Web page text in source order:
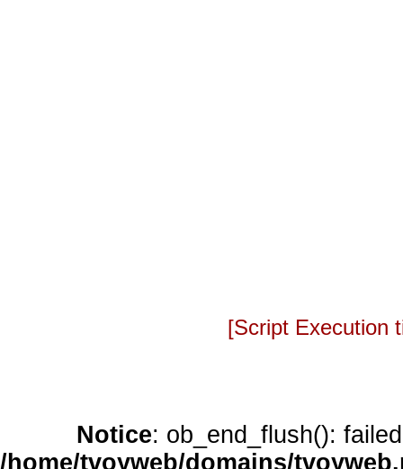
[Script
Notice: ob_end_flush():
/home/tvoyweb/domains/